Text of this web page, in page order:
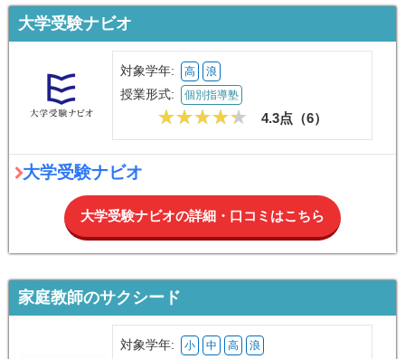
大学受験ナビオ
対象学年: 高 浪
授業形式: 個別指導塾
4.3点（6）
大学受験ナビオ
大学受験ナビオの詳細・口コミはこちら
家庭教師のサクシード
対象学年: 小 中 高 浪